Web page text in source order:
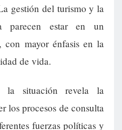
gestión del turismo y la
parecen estar en un
con mayor énfasis en la
de vida.
situación revela la
los procesos de consulta
fuerzas políticas y